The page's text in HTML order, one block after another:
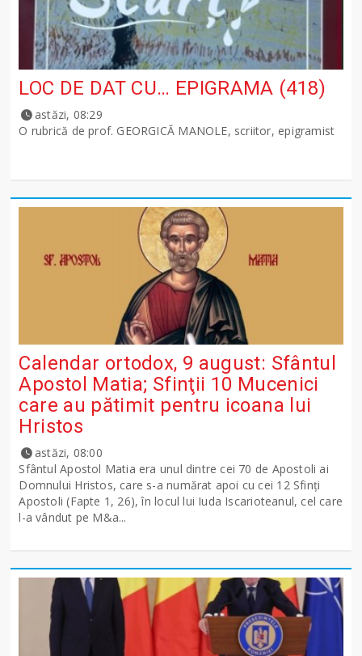
LOC DE DAT CU… EPIGRAMA (418)
astăzi, 08:29
O rubrică de prof. GEORGICĂ MANOLE, scriitor, epigramist
Calendar ortodox, 9 august: Sfântul
Apostol Matia; Sfinţii 10 Mucenici
care au pătimit pentru icoana lui
Hristos
astăzi, 08:00
Sfântul Apostol Matia era unul dintre cei 70 de Apostoli ai
Domnului Hristos, care s-a numărat apoi cu cei 12 Sfinţi
Apostoli (Fapte 1, 26), în locul lui Iuda Iscarioteanul, cel care
l-a vândut pe M&a...